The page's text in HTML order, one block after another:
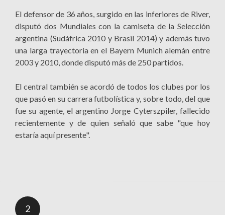
El defensor de 36 años, surgido en las inferiores de River,
disputó dos Mundiales con la camiseta de la Selección
argentina (Sudáfrica 2010 y Brasil 2014) y además tuvo
una larga trayectoria en el Bayern Munich alemán entre
2003 y 2010, donde disputó más de 250 partidos.
El central también se acordó de todos los clubes por los
que pasó en su carrera futbolística y, sobre todo, del que
fue su agente, el argentino Jorge Cyterszpiler, fallecido
recientemente y de quien señaló que sabe "que hoy
estaría aquí presente".
2